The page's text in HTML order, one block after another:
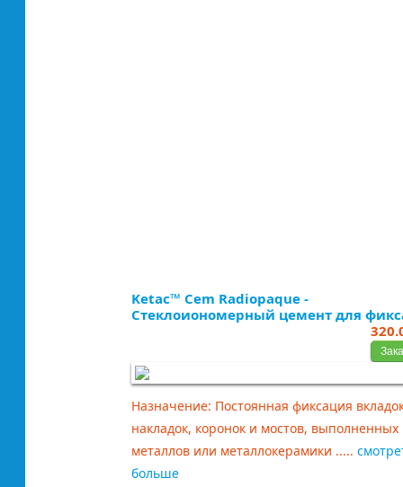
Ketac™ Cem Radiopaque -
Стеклоиономерный цемент для
Назначение: Постоянная фиксация
накладок, коронок и мостов, выполненных
металлов или металлокерамики .....
больше